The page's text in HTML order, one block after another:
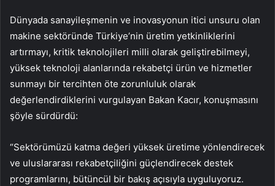
Dünyada sanayileşmenin ve inovasyonun itici unsuru olan
makine sektöründe Türkiye’nin üretim yetkinliklerini
artırmayı, kritik teknolojileri milli olarak geliştirebilmeyi,
yüksek teknoloji alanlarında rekabetçi ürün ve hizmetler
sunmayı bir tercihten öte zorunluluk olarak
değerlendirdiklerini vurgulayan Bakan Kacır, konuşmasını
şöyle sürdürdü:
“Sektörümüzü katma değeri yüksek üretime yönlendirecek
ve uluslararası rekabetçiliğini güçlendirecek destek
programlarını, bütüncül bir bakış açısıyla uyguluyoruz.